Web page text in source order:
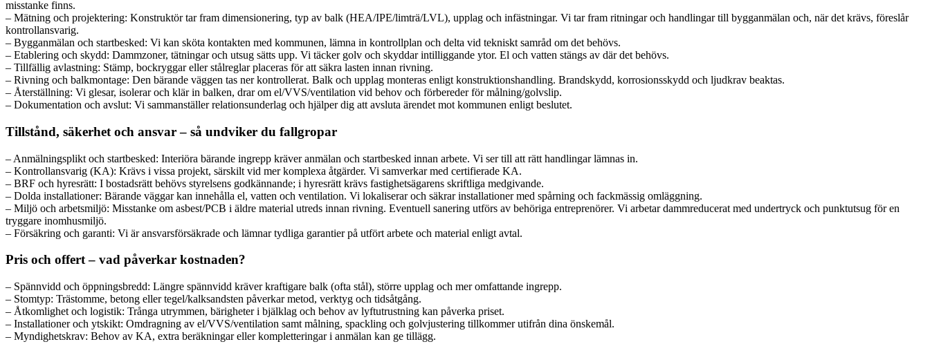
misstanke finns.
– Mätning och projektering: Konstruktör tar fram dimensionering, typ av balk (HEA/IPE/limträ/LVL), upplag och infästningar. Vi tar fram ritningar och handlingar till bygganmälan och, när det krävs, föreslår
kontrollansvarig.
– Bygganmälan och startbesked: Vi kan sköta kontakten med kommunen, lämna in kontrollplan och delta vid tekniskt samråd om det behövs.
– Etablering och skydd: Dammzoner, tätningar och utsug sätts upp. Vi täcker golv och skyddar intilliggande ytor. El och vatten stängs av där det behövs.
– Tillfällig avlastning: Stämp, bockryggar eller stålreglar placeras för att säkra lasten innan rivning.
– Rivning och balkmontage: Den bärande väggen tas ner kontrollerat. Balk och upplag monteras enligt konstruktionshandling. Brandskydd, korrosionsskydd och ljudkrav beaktas.
– Återställning: Vi glesar, isolerar och klär in balken, drar om el/VVS/ventilation vid behov och förbereder för målning/golvslip.
– Dokumentation och avslut: Vi sammanställer relationsunderlag och hjälper dig att avsluta ärendet mot kommunen enligt beslutet.
Tillstånd, säkerhet och ansvar – så undviker du fallgropar
– Anmälningsplikt och startbesked: Interiöra bärande ingrepp kräver anmälan och startbesked innan arbete. Vi ser till att rätt handlingar lämnas in.
– Kontrollansvarig (KA): Krävs i vissa projekt, särskilt vid mer komplexa åtgärder. Vi samverkar med certifierade KA.
– BRF och hyresrätt: I bostadsrätt behövs styrelsens godkännande; i hyresrätt krävs fastighetsägarens skriftliga medgivande.
– Dolda installationer: Bärande väggar kan innehålla el, vatten och ventilation. Vi lokaliserar och säkrar installationer med spårning och fackmässig omläggning.
– Miljö och arbetsmiljö: Misstanke om asbest/PCB i äldre material utreds innan rivning. Eventuell sanering utförs av behöriga entreprenörer. Vi arbetar dammreducerat med undertryck och punktutsug för en
tryggare inomhusmiljö.
– Försäkring och garanti: Vi är ansvarsförsäkrade och lämnar tydliga garantier på utfört arbete och material enligt avtal.
Pris och offert – vad påverkar kostnaden?
– Spännvidd och öppningsbredd: Längre spännvidd kräver kraftigare balk (ofta stål), större upplag och mer omfattande ingrepp.
– Stomtyp: Trästomme, betong eller tegel/kalksandsten påverkar metod, verktyg och tidsåtgång.
– Åtkomlighet och logistik: Trånga utrymmen, bärigheter i bjälklag och behov av lyftutrustning kan påverka priset.
– Installationer och ytskikt: Omdragning av el/VVS/ventilation samt målning, spackling och golvjustering tillkommer utifrån dina önskemål.
– Myndighetskrav: Behov av KA, extra beräkningar eller kompletteringar i anmälan kan ge tillägg.